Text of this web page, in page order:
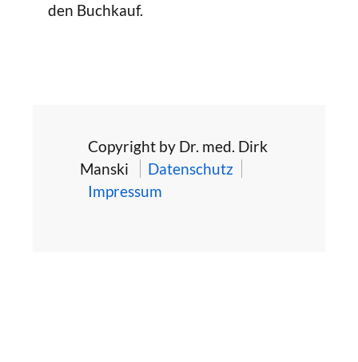
den Buchkauf.
Copyright by Dr. med. Dirk
Manski
Datenschutz
Impressum